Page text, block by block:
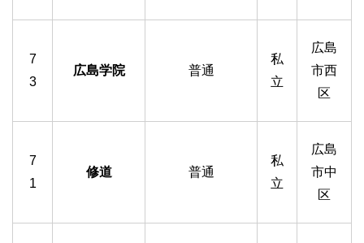
7
3
広島学院 普通
私
立
広島
市西
区
7
1
修道 普通
私
立
広島
市中
区